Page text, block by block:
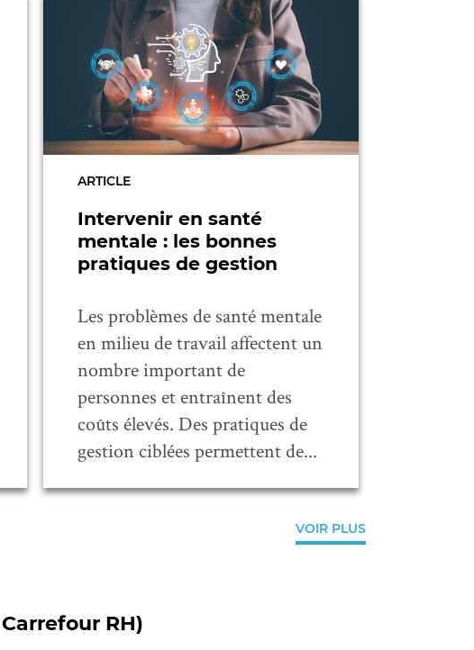
ARTICLE
Intervenir en santé
mentale : les bonnes
pratiques de gestion
Les problèmes de santé mentale
en milieu de travail affectent un
nombre important de
personnes et entraînent des
coûts élevés. Des pratiques de
gestion ciblées permettent de...
VOIR PLUS
RH)